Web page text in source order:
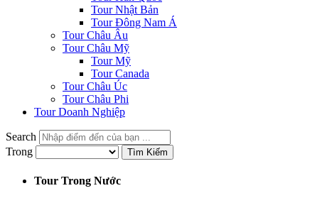
Tour Nhật Bản
Tour Đông Nam Á
Tour Châu Âu
Tour Châu Mỹ
Tour Mỹ
Tour Canada
Tour Châu Úc
Tour Châu Phi
Tour Doanh Nghiệp
Search
Trong
Tìm Kiếm
Tour Trong Nước